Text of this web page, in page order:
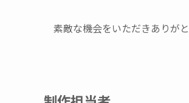
素敵な機会をいただきありが